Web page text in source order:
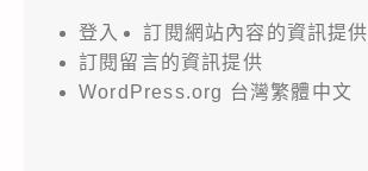
登入
訂閱網站內容的資訊提供
訂閱留言的資訊提供
WordPress.org 台灣繁體中文